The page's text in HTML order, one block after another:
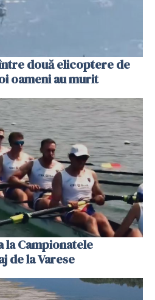
două elicoptere de
oameni au murit
la Campionatele
de la Varese